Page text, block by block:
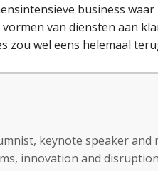
business
van diensten aan
zou wel eens helemaal
keynote speaker
innovation and